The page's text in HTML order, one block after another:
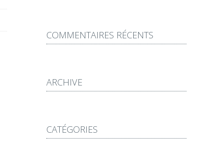
COMMENTAIRES RÉCENTS
ARCHIVE
CATÉGORIES